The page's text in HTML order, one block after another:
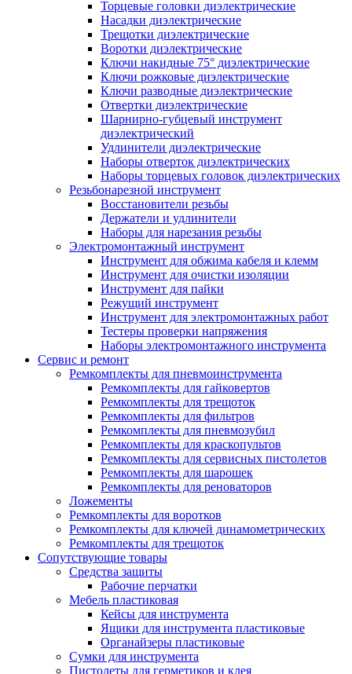
Торцевые головки диэлектрические
Насадки диэлектрические
Трещотки диэлектрические
Воротки диэлектрические
Ключи накидные 75° диэлектрические
Ключи рожковые диэлектрические
Ключи разводные диэлектрические
Отвертки диэлектрические
Шарнирно-губцевый инструмент
диэлектрический
Удлинители диэлектрические
Наборы отверток диэлектрических
Наборы торцевых головок диэлектрических
Резьбонарезной инструмент
Восстановители резьбы
Держатели и удлинители
Наборы для нарезания резьбы
Электромонтажный инструмент
Инструмент для обжима кабеля и клемм
Инструмент для очистки изоляции
Инструмент для пайки
Режущий инструмент
Инструмент для электромонтажных работ
Тестеры проверки напряжения
Наборы электромонтажного инструмента
Сервис и ремонт
Ремкомплекты для пневмоинструмента
Ремкомплекты для гайковертов
Ремкомплекты для трещоток
Ремкомплекты для фильтров
Ремкомплекты для пневмозубил
Ремкомплекты для краскопультов
Ремкомплекты для сервисных пистолетов
Ремкомплекты для шарошек
Ремкомплекты для реноваторов
Ложементы
Ремкомплекты для воротков
Ремкомплекты для ключей динамометрических
Ремкомплекты для трещоток
Сопутствующие товары
Средства защиты
Рабочие перчатки
Мебель пластиковая
Кейсы для инструмента
Ящики для инструмента пластиковые
Органайзеры пластиковые
Сумки для инструмента
Пистолеты для герметиков и клея